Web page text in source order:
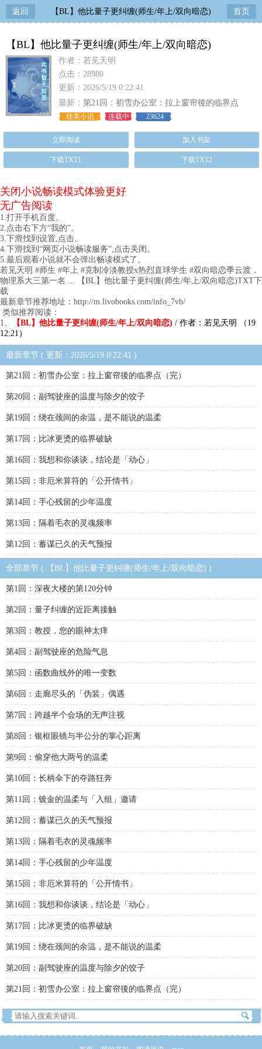
返回 【BL】他比量子更纠缠(师生/年上/双向暗恋) 首页
【BL】他比量子更纠缠(师生/年上/双向暗恋)
作者：若见天明
点击：28980
更新：2026/5/19 0:22:41
最新： 第21回：初雪办公室：拉上窗帘後的临界点
（完）
耽美小说 连载中 23624
立即阅读 加入书架
下载TXT1 下载TXT2
关闭小说畅读模式体验更好
无广告阅读
1.打开手机百度。
2.点击右下方“我的”。
3.下滑找到设置,点击。
4.下滑找到“网页小说畅读服务”,点击关闭。
5.最后观看小说就不会弹出畅读模式了。
若见天明 #师生 #年上 #克制冷淡教授x热烈直球学生 #双向暗恋季云渡，
物理系大三第一名 ... 【BL】他比量子更纠缠(师生/年上/双向暗恋)TXT下
载
最新章节推荐地址：http://m.livobooks.com/info_7vb/
类似推荐阅读：
1、
【BL】他比量子更纠缠(师生/年上/双向暗恋) / 作者：若见天明 （19
12:21）
最新章节 ( 更新：2026/5/19 0:22:41 )
第21回：初雪办公室：拉上窗帘後的临界点（完）
第20回：副驾驶座的温度与除夕的饺子
第19回：绕在颈间的余温，是不能说的温柔
第17回：比冰更烫的临界破缺
第16回：我想和你谈谈，结论是「动心」
第15回：非厄米算符的「公开情书」
第14回：手心残留的少年温度
第13回：隔着毛衣的灵魂频率
第12回：蓄谋已久的天气预报
全部章节 ( 【BL】他比量子更纠缠(师生/年上/双向暗恋) )
第1回：深夜大楼的第120分钟
第2回：量子纠缠的近距离接触
第3回：教授，您的眼神太痒
第4回：副驾驶座的危险气息
第5回：函数曲线外的唯一变数
第6回：走廊尽头的「伪装」偶遇
第7回：跨越半个会场的无声注视
第8回：银框眼镜与半公分的掌心距离
第9回：偷穿他大两号的温柔
第10回：长柄伞下的夺路狂奔
第11回：镀金的温柔与「入组」邀请
第12回：蓄谋已久的天气预报
第13回：隔着毛衣的灵魂频率
第14回：手心残留的少年温度
第15回：非厄米算符的「公开情书」
第16回：我想和你谈谈，结论是「动心」
第17回：比冰更烫的临界破缺
第19回：绕在颈间的余温，是不能说的温柔
第20回：副驾驶座的温度与除夕的饺子
第21回：初雪办公室：拉上窗帘後的临界点（完）